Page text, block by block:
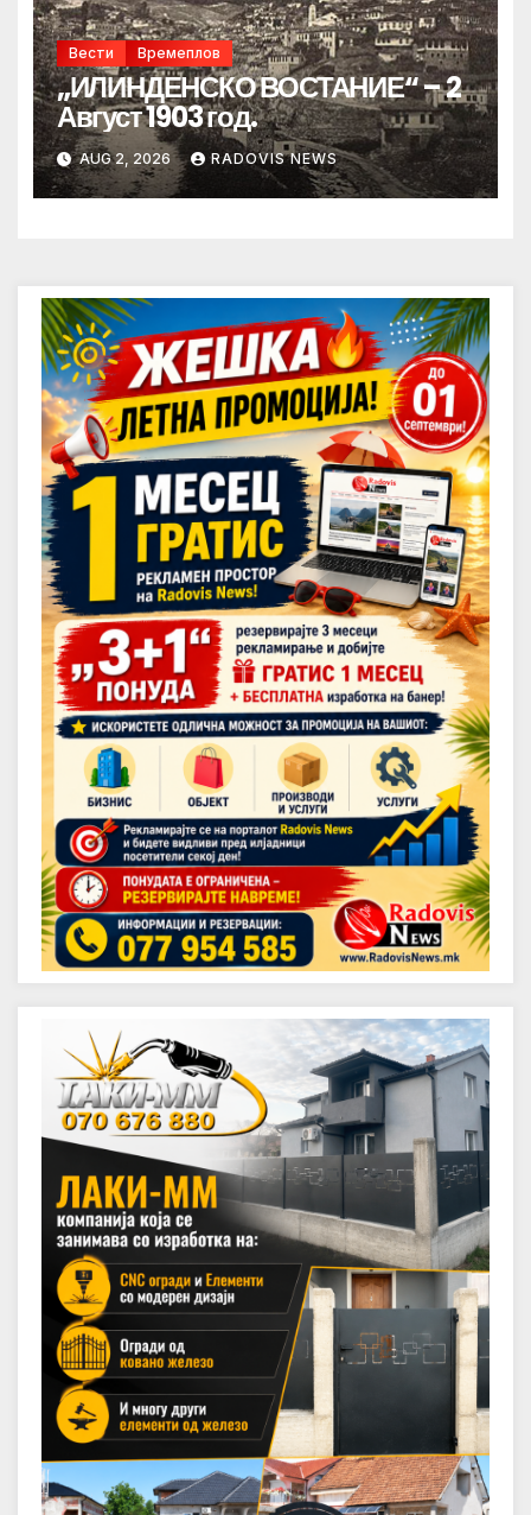
Вести Времеплов
„ИЛИНДЕНСКО ВОСТАНИЕ“ – 2
Август 1903 год.
AUG 2, 2026 RADOVIS NEWS